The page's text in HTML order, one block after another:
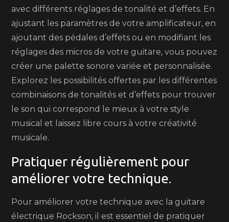
avec différents réglages de tonalité et d’effets. En
ajustant les paramètres de votre amplificateur, en
ajoutant des pédales d’effets ou en modifiant les
réglages des micros de votre guitare, vous pouvez
créer une palette sonore variée et personnalisée.
Explorez les possibilités offertes par les différentes
combinaisons de tonalités et d’effets pour trouver
le son qui correspond le mieux à votre style
musical et laissez libre cours à votre créativité
musicale.
Pratiquer régulièrement pour
améliorer votre technique.
Pour améliorer votre technique avec la guitare
électrique Rockson, il est essentiel de pratiquer